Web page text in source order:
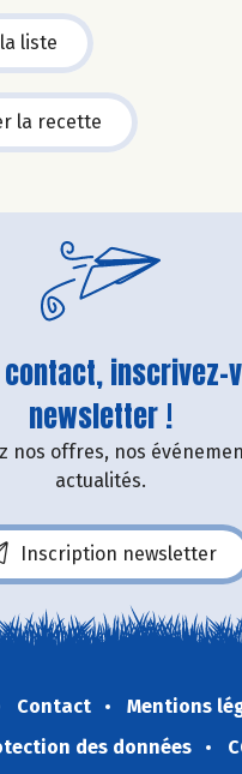
liste
la recette
contact, inscrivez-
newsletter !
nos offres, nos
actualités.
Inscription newsletter
Contact
Mentions
des données